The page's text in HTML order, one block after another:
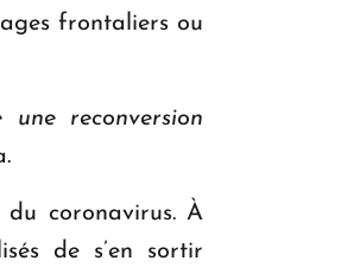
frontaliers ou
reconversion
coronavirus. À
de s’en sortir